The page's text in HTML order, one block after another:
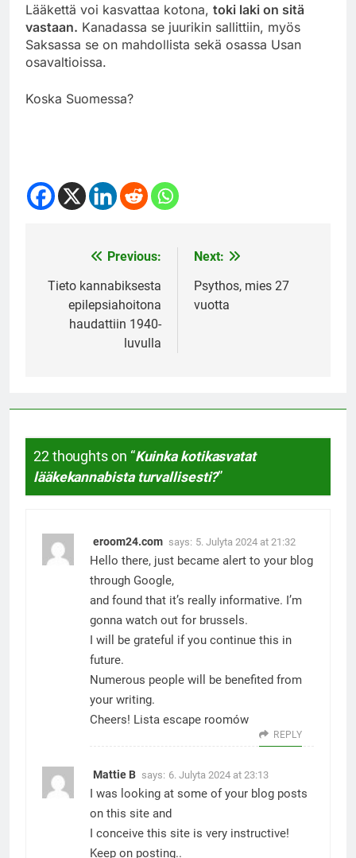
Lääkettä voi kasvattaa kotona, toki laki on sitä
vastaan. Kanadassa se juurikin sallittiin, myös
Saksassa se on mahdollista sekä osassa Usan
osavaltioissa.
Koska Suomessa?
navigation
Previous:
Tieto kannabiksesta
epilepsiahoitona
haudattiin 1940-
luvulla
Next:
Psythos, mies 27
vuotta
22 thoughts on “Kuinka kotikasvatat
lääkekannabista turvallisesti?”
eroom24.com says: 5. Julyta 2024 at 21:32
Hello there, just became alert to your blog
through Google,
and found that it’s really informative. I’m
gonna watch out for brussels.
I will be grateful if you continue this in
future.
Numerous people will be benefited from
your writing.
Cheers! Lista escape roomów
REPLY
Mattie B says: 6. Julyta 2024 at 23:13
I was looking at some of your blog posts
on this site and
I conceive this site is very instructive!
Keep on posting..